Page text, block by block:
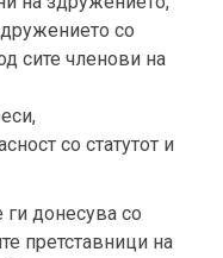
со
сите членови на
со статутот и
донесува со
претставници на